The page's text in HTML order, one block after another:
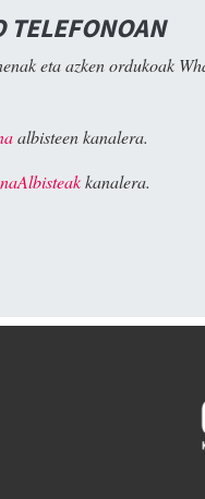
TELEFONOAN
eta azken ordukoak
albisteen kanalera.
kanalera.